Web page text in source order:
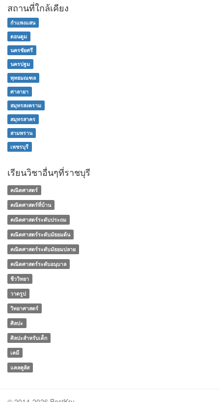
สถานที่ใกล้เคียง
กำแพงแสน
ดอนตูม
นครชัยศรี
นครปฐม
พุทธมณฑล
ศาลายา
สมุทรสงคราม
สมุทรสาคร
สามพราน
เพชรบุรี
เรียนวิชาอื่นๆที่ราชบุรี
คณิตศาสตร์
คณิตศาสตร์ที่บ้าน
คณิตศาสตร์ระดับประถม
คณิตศาสตร์ระดับมัธยมต้น
คณิตศาสตร์ระดับมัธยมปลาย
คณิตศาสตร์ระดับอนุบาล
ชีววิทยา
วาดรูป
วิทยาศาสตร์
ศิลปะ
ศิลปะสำหรับเด็ก
เคมี
แคลคูลัส